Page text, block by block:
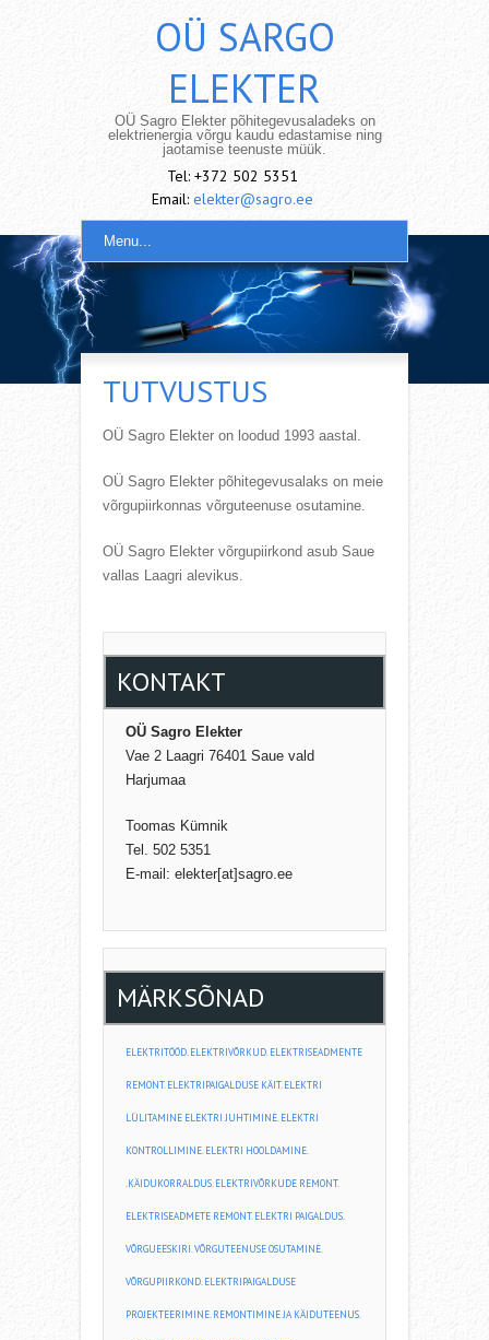
OÜ SARGO
ELEKTER
OÜ Sagro Elekter põhitegevusaladeks on
elektrienergia võrgu kaudu edastamise ning
jaotamise teenuste müük.
Tel: +372 502 5351
Email: elekter@sagro.ee
Menu...
TUTVUSTUS
OÜ Sagro Elekter on loodud 1993 aastal.
OÜ Sagro Elekter põhitegevusalaks on meie
võrgupiirkonnas võrguteenuse osutamine.
OÜ Sagro Elekter võrgupiirkond asub Saue
vallas Laagri alevikus.
KONTAKT
OÜ Sagro Elekter
Vae 2 Laagri 76401 Saue vald
Harjumaa
Toomas Kümnik
Tel. 502 5351
E-mail: elekter[at]sagro.ee
MÄRKSÕNAD
ELEKTRITÖÖD. ELEKTRIVÕRKUD. ELEKTRISEADMENTE
REMONT. ELEKTRIPAIGALDUSE KÄIT. ELEKTRI
LÜLITAMINE ELEKTRI JUHTIMINE. ELEKTRI
KONTROLLIMINE. ELEKTRI HOOLDAMINE.
.KÄIDUKORRALDUS. ELEKTRIVÕRKUDE REMONT.
ELEKTRISEADMETE REMONT. ELEKTRI PAIGALDUS.
VÕRGUEESKIRI. VÕRGUTEENUSE OSUTAMINE.
VÕRGUPIIRKOND. ELEKTRIPAIGALDUSE
PROJEKTEERIMINE. REMONTIMINE JA KÄIDUTEENUS.